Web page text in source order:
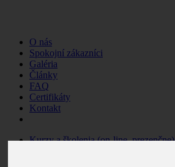
O nás
Spokojní zákazníci
Galéria
Články
FAQ
Certifikáty
Kontakt
Kurzy a školenia (on-line, prezenčne)